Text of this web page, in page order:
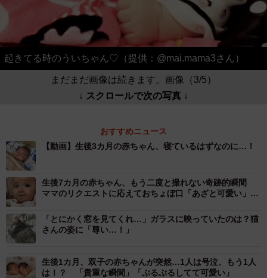
起きてる時のういちゃん♡（提供：@mai.mama3さん）
まだまだ画像は続きます。画像（3/5）
↓ スクロールで次の写真 ↓
おすすめニュース
【動画】生後3カ月の赤ちゃん、寝ているはずなのに…！
生後7カ月の赤ちゃん、もう二度と撮れない奇跡的瞬間
ママのリクエストに応えておちょぼ口「あざと可愛い」
「とにかく窓を見てくれ…」ガラスに映っていたのは？猫
さんの姿に「尊い…！」
生後1カ月、双子の赤ちゃんが突然…1人は号泣、もう1人
は！？ 「貴重な瞬間」「ぷるぷるしてて可愛い」